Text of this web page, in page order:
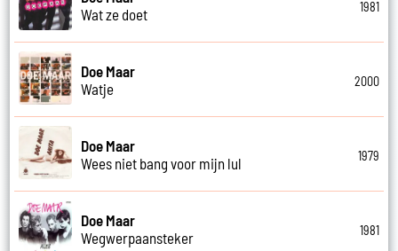
Wat ze doet
1981
Doe Maar
Watje
2000
Doe Maar
Wees niet bang voor mijn lul
1979
Doe Maar
Wegwerpaansteker
1981